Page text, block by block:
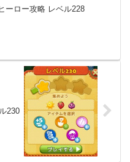
ーロー攻略 レベル228
230